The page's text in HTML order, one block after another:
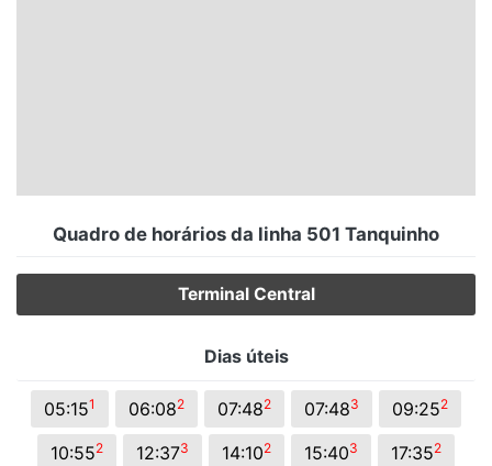
Quadro de horários da linha 501 Tanquinho
Terminal Central
Dias úteis
05:151 06:082 07:482 07:483 09:252
10:552 12:373 14:102 15:403 17:352